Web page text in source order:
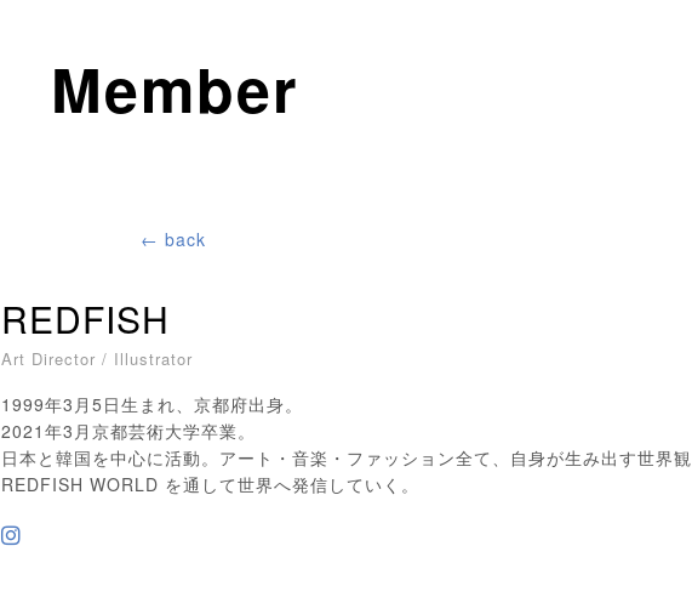
Member
← back
REDFISH
Art Director / Illustrator
1999年3月5日生まれ、京都府出身。
2021年3月京都芸術大学卒業。
日本と韓国を中心に活動。アート・音楽・ファッション全て、自身が生み出す世界観
REDFISH WORLD を通して世界へ発信していく。